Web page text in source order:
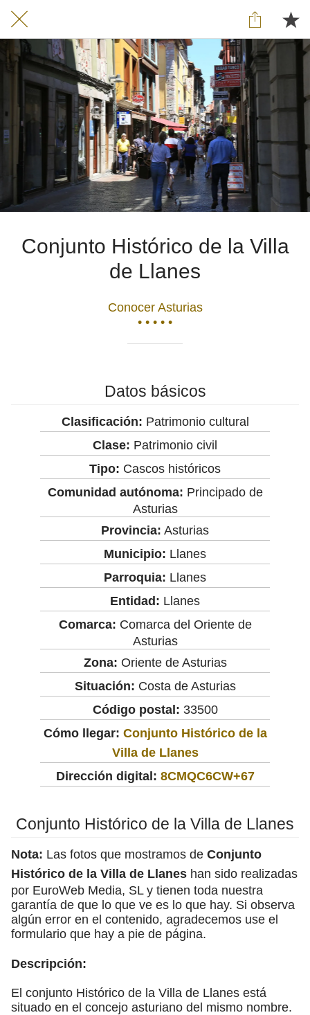
Conjunto Histórico de la Villa
de Llanes
Conocer Asturias
• • • • •
Datos básicos
Clasificación: Patrimonio cultural
Clase: Patrimonio civil
Tipo: Cascos históricos
Comunidad autónoma: Principado de
Asturias
Provincia: Asturias
Municipio: Llanes
Parroquia: Llanes
Entidad: Llanes
Comarca: Comarca del Oriente de
Asturias
Zona: Oriente de Asturias
Situación: Costa de Asturias
Código postal: 33500
Cómo llegar: Conjunto Histórico de la
Villa de Llanes
Dirección digital: 8CMQC6CW+67
Conjunto Histórico de la Villa de Llanes
Nota: Las fotos que mostramos de Conjunto
Histórico de la Villa de Llanes han sido realizadas
por EuroWeb Media, SL y tienen toda nuestra
garantía de que lo que ve es lo que hay. Si observa
algún error en el contenido, agradecemos use el
formulario que hay a pie de página.
Descripción:
El conjunto Histórico de la Villa de Llanes está
situado en el concejo asturiano del mismo nombre.